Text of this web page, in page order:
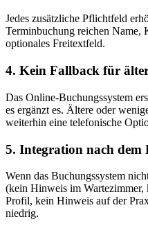
Jedes zusätzliche Pflichtfeld
Terminbuchung reichen Name,
optionales Freitextfeld.
4. Kein Fallback für
Das Online-Buchungssystem
es ergänzt es. Ältere oder
weiterhin eine telefonische
5. Integration nach dem
Wenn das Buchungssystem
(kein Hinweis im
Profil, kein Hinweis auf der
niedrig.